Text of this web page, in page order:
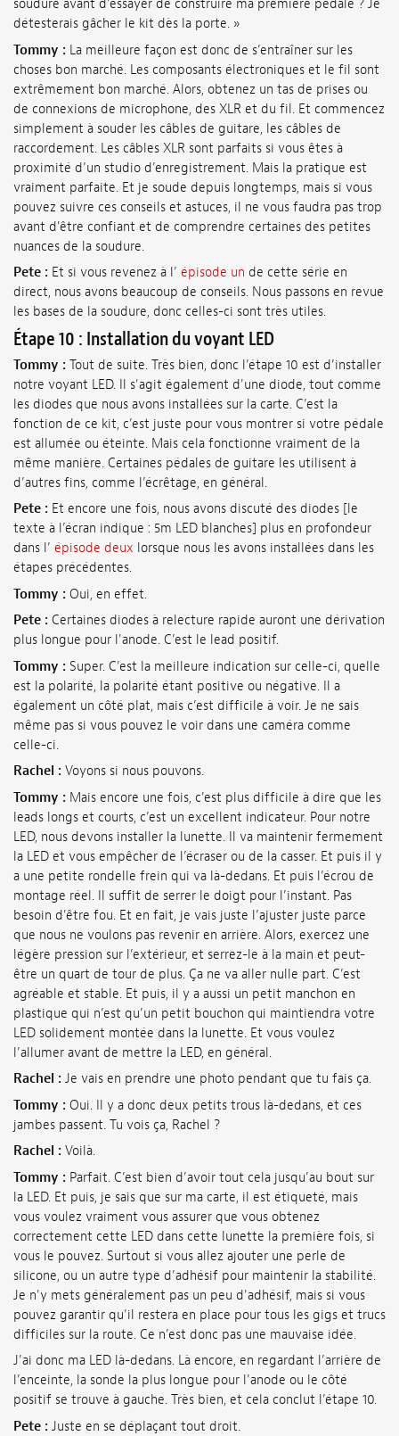
soudure avant d'essayer de construire ma première pédale ? Je
détesterais gâcher le kit dès la porte. »
Tommy : La meilleure façon est donc de s’entraîner sur les
choses bon marché. Les composants électroniques et le fil sont
extrêmement bon marché. Alors, obtenez un tas de prises ou
de connexions de microphone, des XLR et du fil. Et commencez
simplement à souder les câbles de guitare, les câbles de
raccordement. Les câbles XLR sont parfaits si vous êtes à
proximité d’un studio d’enregistrement. Mais la pratique est
vraiment parfaite. Et je soude depuis longtemps, mais si vous
pouvez suivre ces conseils et astuces, il ne vous faudra pas trop
avant d'être confiant et de comprendre certaines des petites
nuances de la soudure.
Pete : Et si vous revenez à l’ épisode un de cette série en
direct, nous avons beaucoup de conseils. Nous passons en revue
les bases de la soudure, donc celles-ci sont très utiles.
Étape 10 : Installation du voyant LED
Tommy : Tout de suite. Très bien, donc l’étape 10 est d’installer
notre voyant LED. Il s'agit également d'une diode, tout comme
les diodes que nous avons installées sur la carte. C’est la
fonction de ce kit, c’est juste pour vous montrer si votre pédale
est allumée ou éteinte. Mais cela fonctionne vraiment de la
même manière. Certaines pédales de guitare les utilisent à
d’autres fins, comme l’écrêtage, en général.
Pete : Et encore une fois, nous avons discuté des diodes [le
texte à l’écran indique : 5m LED blanches] plus en profondeur
dans l’ épisode deux lorsque nous les avons installées dans les
étapes précédentes.
Tommy : Oui, en effet.
Pete : Certaines diodes à relecture rapide auront une dérivation
plus longue pour l'anode. C’est le lead positif.
Tommy : Super. C'est la meilleure indication sur celle-ci, quelle
est la polarité, la polarité étant positive ou négative. Il a
également un côté plat, mais c’est difficile à voir. Je ne sais
même pas si vous pouvez le voir dans une caméra comme
celle-ci.
Rachel : Voyons si nous pouvons.
Tommy : Mais encore une fois, c’est plus difficile à dire que les
leads longs et courts, c’est un excellent indicateur. Pour notre
LED, nous devons installer la lunette. Il va maintenir fermement
la LED et vous empêcher de l’écraser ou de la casser. Et puis il y
a une petite rondelle frein qui va là-dedans. Et puis l’écrou de
montage réel. Il suffit de serrer le doigt pour l’instant. Pas
besoin d'être fou. Et en fait, je vais juste l’ajuster juste parce
que nous ne voulons pas revenir en arrière. Alors, exercez une
légère pression sur l’extérieur, et serrez-le à la main et peut-
être un quart de tour de plus. Ça ne va aller nulle part. C’est
agréable et stable. Et puis, il y a aussi un petit manchon en
plastique qui n’est qu’un petit bouchon qui maintiendra votre
LED solidement montée dans la lunette. Et vous voulez
l’allumer avant de mettre la LED, en général.
Rachel : Je vais en prendre une photo pendant que tu fais ça.
Tommy : Oui. Il y a donc deux petits trous là-dedans, et ces
jambes passent. Tu vois ça, Rachel ?
Rachel : Voilà.
Tommy : Parfait. C’est bien d’avoir tout cela jusqu’au bout sur
la LED. Et puis, je sais que sur ma carte, il est étiqueté, mais
vous voulez vraiment vous assurer que vous obtenez
correctement cette LED dans cette lunette la première fois, si
vous le pouvez. Surtout si vous allez ajouter une perle de
silicone, ou un autre type d’adhésif pour maintenir la stabilité.
Je n'y mets généralement pas un peu d'adhésif, mais si vous
pouvez garantir qu'il restera en place pour tous les gigs et trucs
difficiles sur la route. Ce n’est donc pas une mauvaise idée.
J’ai donc ma LED là-dedans. Là encore, en regardant l’arrière de
l’enceinte, la sonde la plus longue pour l’anode ou le côté
positif se trouve à gauche. Très bien, et cela conclut l’étape 10.
Pete : Juste en se déplaçant tout droit.